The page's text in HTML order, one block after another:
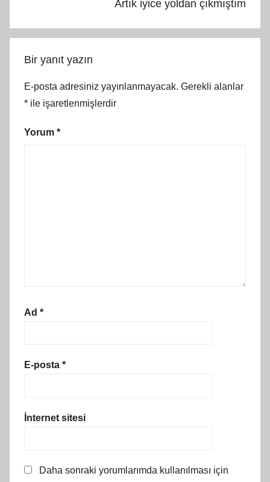
Artık iyice yoldan çıkmıştım
Bir yanıt yazın
E-posta adresiniz yayınlanmayacak. Gerekli alanlar
* ile işaretlenmişlerdir
Yorum *
Ad *
E-posta *
İnternet sitesi
Daha sonraki yorumlarımda kullanılması için